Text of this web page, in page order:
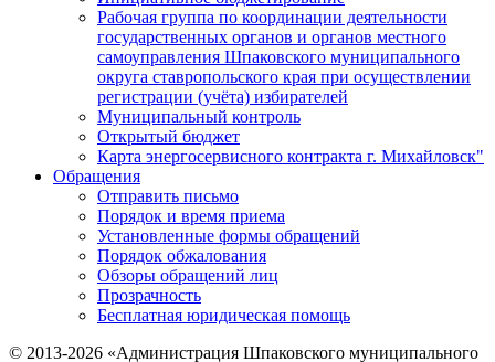
Рабочая группа по координации деятельности
государственных органов и органов местного
самоуправления Шпаковского муниципального
округа ставропольского края при осуществлении
регистрации (учёта) избирателей
Муниципальный контроль
Открытый бюджет
Карта энергосервисного контракта г. Михайловск"
Обращения
Отправить письмо
Порядок и время приема
Установленные формы обращений
Порядок обжалования
Обзоры обращений лиц
Прозрачность
Бесплатная юридическая помощь
© 2013-2026 «Администрация Шпаковского муниципального